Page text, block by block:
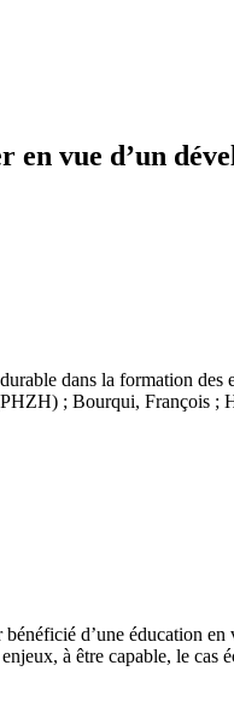
vue d’un
dans la formation
; Bourqui, François ;
d’une éducation
à être capable, le